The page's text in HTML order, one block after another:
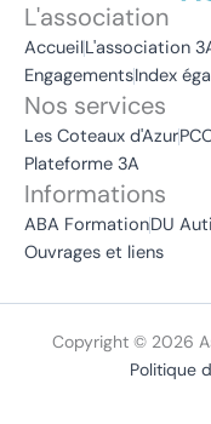
L'association
AccueilL'association
EngagementsIndex
Nos services
Les Coteaux d'Azur
Plateforme 3A
Informations
ABA FormationDU
Ouvrages et liens
Copyright © 2026
Politique